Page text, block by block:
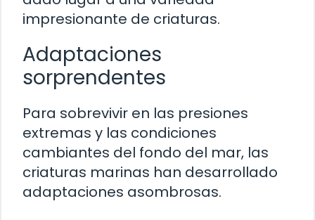
impresionante de criaturas.
Adaptaciones
sorprendentes
Para sobrevivir en las presiones
extremas y las condiciones
cambiantes del fondo del mar, las
criaturas marinas han desarrollado
adaptaciones asombrosas.